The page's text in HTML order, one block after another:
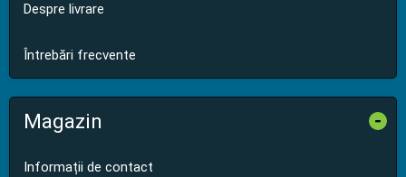
Despre livrare
Întrebări frecvente
Magazin -
Informații de contact